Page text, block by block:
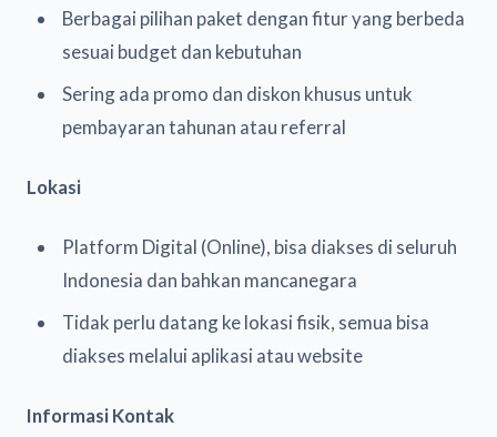
Berbagai pilihan paket dengan fitur yang berbeda
sesuai budget dan kebutuhan
Sering ada promo dan diskon khusus untuk
pembayaran tahunan atau referral
Lokasi
Platform Digital (Online), bisa diakses di seluruh
Indonesia dan bahkan mancanegara
Tidak perlu datang ke lokasi fisik, semua bisa
diakses melalui aplikasi atau website
Informasi Kontak